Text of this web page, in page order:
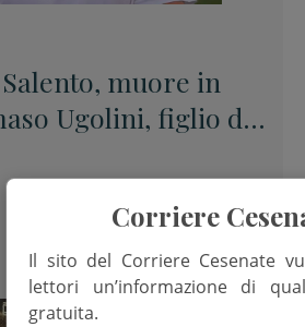
muore in
Ugolini, figlio del
e nipote
regionale
Corriere
Il sito del Corriere Cesenate
lettori un’informazione di
gratuita.